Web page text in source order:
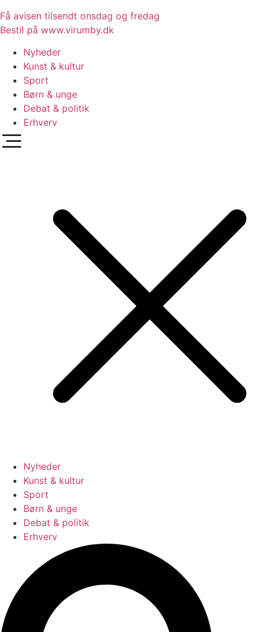
Få avisen tilsendt onsdag og fredag
Bestil på www.virumby.dk
Nyheder
Kunst & kultur
Sport
Børn & unge
Debat & politik
Erhverv
Nyheder
Kunst & kultur
Sport
Børn & unge
Debat & politik
Erhverv